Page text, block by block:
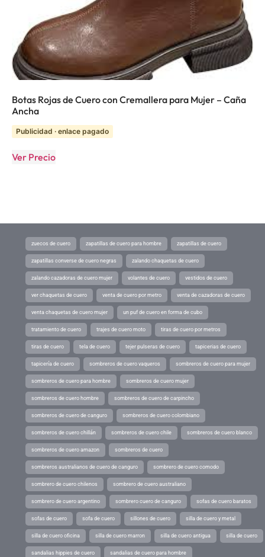
Botas Rojas de Cuero con Cremallera para Mujer – Caña
Ancha
Publicidad · enlace pagado
Ver Precio
zuecos de cuero zapatillas de cuero para hombre zapatillas de cuero
zapatillas converse de cuero negras zalando chaquetas de cuero
zalando cazadoras de cuero mujer volantes de cuero vestidos de cuero
ver chaquetas de cuero venta de cuero por metro venta de cazadoras de cuero
venta chaquetas de cuero mujer un puf de cuero en forma de cubo
tratamiento de cuero trajes de cuero moto tiras de cuero por metros
tiras de cuero tela de cuero tejer pulseras de cuero tapicerias de cuero
tapicería de cuero sombreros de cuero vaqueros sombreros de cuero para mujer
sombreros de cuero para hombre sombreros de cuero mujer
sombreros de cuero hombre sombreros de cuero de carpincho
sombreros de cuero de canguro sombreros de cuero colombiano
sombreros de cuero chillán sombreros de cuero chile sombreros de cuero blanco
sombreros de cuero amazon sombreros de cuero
sombreros australianos de cuero de canguro sombrero de cuero comodo
sombrero de cuero chilenos sombrero de cuero australiano
sombrero de cuero argentino sombrero cuero de canguro sofas de cuero baratos
sofas de cuero sofa de cuero sillones de cuero silla de cuero y metal
silla de cuero oficina silla de cuero marron silla de cuero antigua silla de cuero
sandalias hippies de cuero sandalias de cuero para hombre